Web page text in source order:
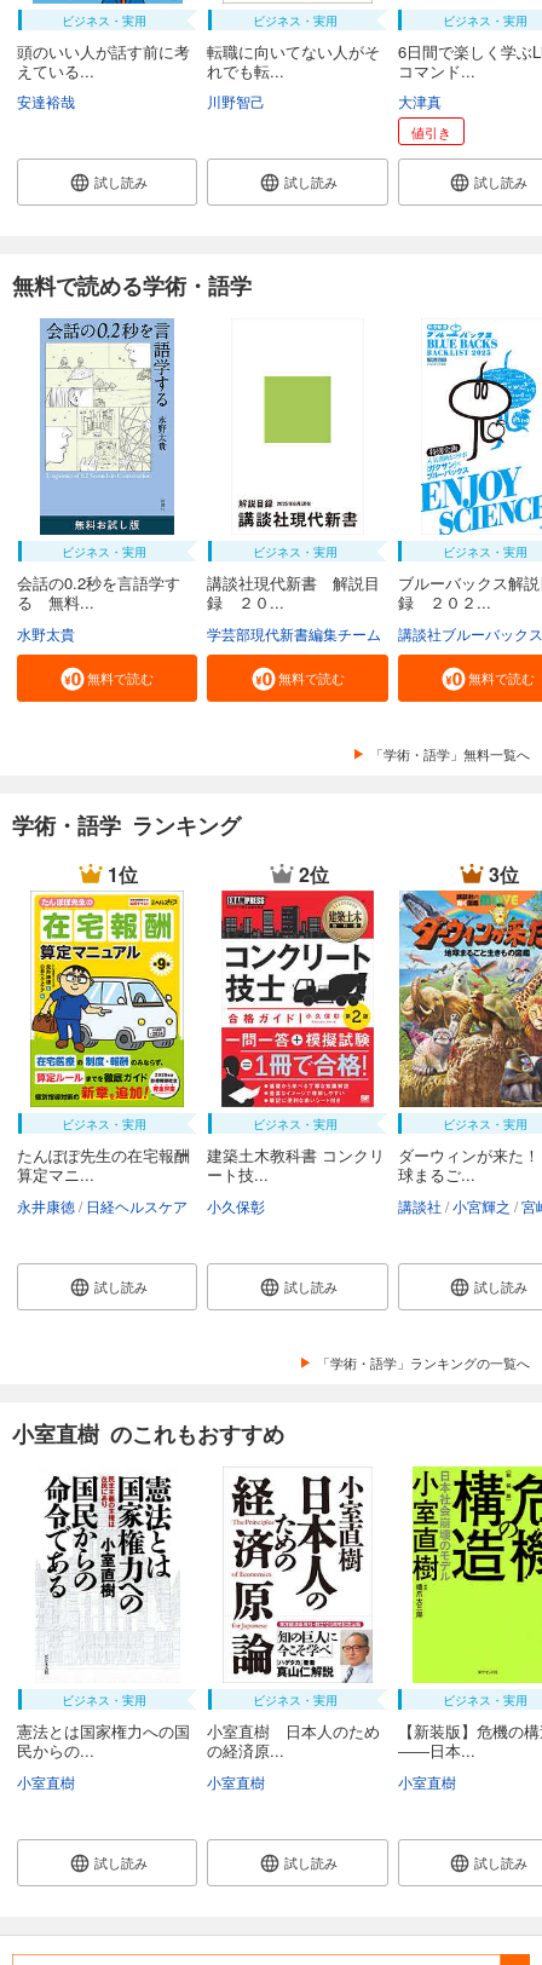
ビジネス・実用
頭のいい人が話す前に考
えている...
安達裕哉
試し読み
ビジネス・実用
転職に向いてない人がそ
れでも転...
川野智己
試し読み
ビジネス・実用
6日間で楽しく学ぶ
コマンド...
大津真
値引き
試し読み
無料で読める学術・語学
ビジネス・実用
会話の0.2秒を言語学す
る 無料...
水野太貴
無料で読む
ビジネス・実用
講談社現代新書 解説目
録 ２０...
学芸部現代新書編集チーム
無料で読む
ビジネス・実用
ブルーバックス解
録 ２０２...
講談社ブルーバックス
無料で読む
「学術・語学」無料一覧へ
学術・語学 ランキング
1位
ビジネス・実用
たんぽぽ先生の在宅報酬
算定マニ...
永井康徳 日経ヘルスケア
試し読み
2位
ビジネス・実用
建築土木教科書 コンクリ
ート技...
小久保彰
試し読み
3位
ビジネス・実用
ダーウィンが来た
球まるご...
講談社 小宮輝之 宮崎
試し読み
「学術・語学」ランキングの一覧へ
小室直樹 のこれもおすすめ
ビジネス・実用
憲法とは国家権力への国
民からの...
小室直樹
試し読み
ビジネス・実用
小室直樹 日本人のため
の経済原...
小室直樹
試し読み
ビジネス・実用
【新装版】危機の
――日本...
小室直樹
試し読み